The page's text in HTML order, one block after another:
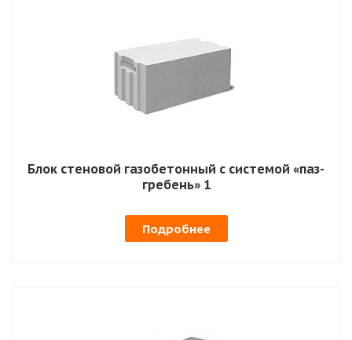
Блок стеновой газобетонный с системой «паз-
гребень» 1
Подробнее